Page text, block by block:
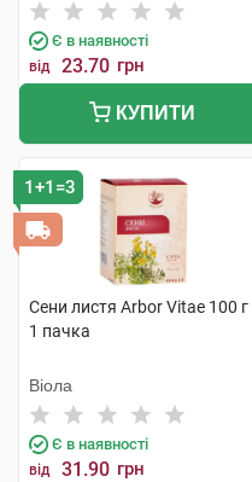
Є в наявності
від 23.70 грн
КУПИТИ
1+1=3
Сени листя Arbor Vitae 100 г
1 пачка
Віола
Є в наявності
від 31.90 грн